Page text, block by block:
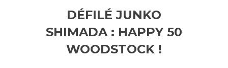
DÉFILÉ JUNKO
SHIMADA : HAPPY 50
WOODSTOCK !